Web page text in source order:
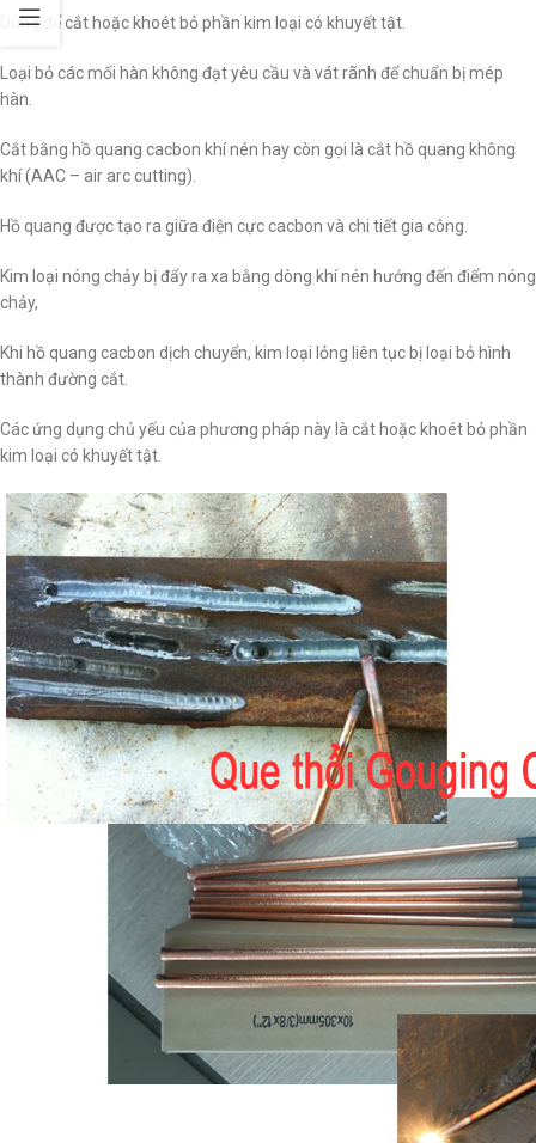
Dùng để cắt hoặc khoét bỏ phần kim loại có khuyết tật.
Loại bỏ các mối hàn không đạt yêu cầu và vát rãnh để chuẩn bị mép
hàn.
Cắt bằng hồ quang cacbon khí nén hay còn gọi là cắt hồ quang không
khí (AAC – air arc cutting).
Hồ quang được tạo ra giữa điện cực cacbon và chi tiết gia công.
Kim loại nóng chảy bị đẩy ra xa bằng dòng khí nén hướng đến điểm nóng
chảy,
Khi hồ quang cacbon dịch chuyển, kim loại lỏng liên tục bị loại bỏ hình
thành đường cắt.
Các ứng dụng chủ yếu của phương pháp này là cắt hoặc khoét bỏ phần
kim loại có khuyết tật.